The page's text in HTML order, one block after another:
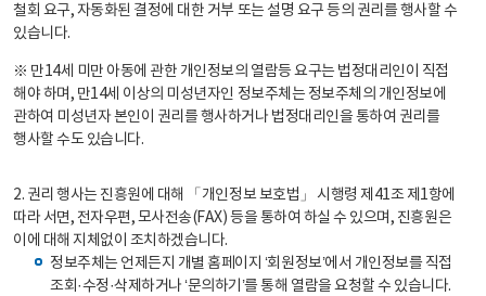
철회 요구, 자동화된 결정에 대한 거부 또는 설명 요구 등의 권리를 행사할 수
있습니다.
※ 만14세 미만 아동에 관한 개인정보의 열람등 요구는 법정대리인이 직접
해야 하며, 만14세 이상의 미성년자인 정보주체는 정보주체의 개인정보에
관하여 미성년자 본인이 권리를 행사하거나 법정대리인을 통하여 권리를
행사할 수도 있습니다.
2. 권리 행사는 진흥원에 대해 「개인정보 보호법」 시행령 제41조 제1항에
따라 서면, 전자우편, 모사전송(FAX) 등을 통하여 하실 수 있으며, 진흥원은
이에 대해 지체없이 조치하겠습니다.
정보주체는 언제든지 개별 홈페이지 ‘회원정보’에서 개인정보를 직접
조회·수정·삭제하거나 ‘문의하기’를 통해 열람을 요청할 수 있습니다.